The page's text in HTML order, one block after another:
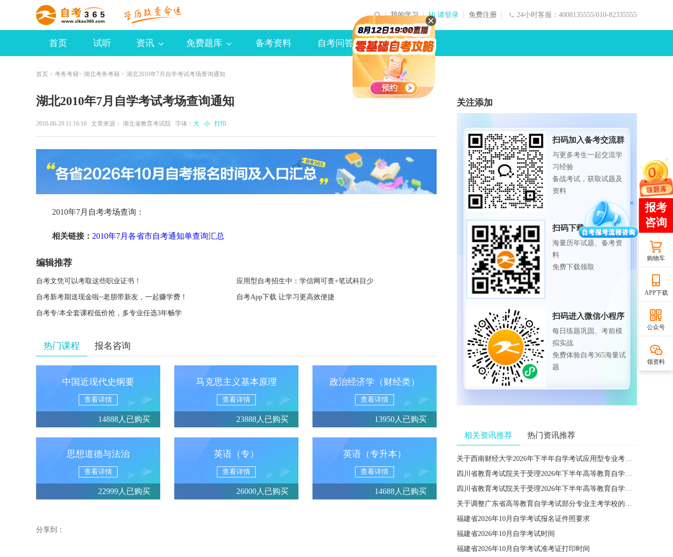
24小时客服：4008135555/010-82335555
我的学习 Hi 请登录 免费注册
首页 试听 资讯 免费题库 备考资料 自考问答
首页 > 考务考籍> 湖北考务考籍 > 湖北2010年7月自学考试考场查询通知
湖北2010年7月自学考试考场查询通知
2010-06-29 11:16:18 文章来源： 湖北省教育考试院 字体： 大 小 打印
2010年7月自考考场查询：
相关链接： 2010年7月各省市自考通知单查询汇总
编辑推荐
自考文凭可以考取这些职业证书！ 应用型自考招生中：学信网可查+笔试科目少
自考新考期送现金啦~老朋带新友，一起赚学费！ 自考App下载 让学习更高效便捷
自考专/本全套课程低价抢，多专业任选3年畅学
热门课程 报名咨询
中国近现代史纲要
查看详情
14888人已购买
马克思主义基本原理
查看详情
23888人已购买
政治经济学（财经类）
查看详情
13950人已购买
思想道德与法治
查看详情
22999人已购买
英语（专）
查看详情
26000人已购买
英语（专升本）
查看详情
14688人已购买
分享到：
关注添加
扫码加入备考交流群
与更多考生一起交流学
习经验
备战考试，获取试题及
资料
扫码下载APP
海量历年试题、备考资
料
免费下载领取
扫码进入微信小程序
每日练题巩固、考前模
拟实战
免费体验自考365海量试
题
相关资讯推荐 热门资讯推荐
关于西南财经大学2026年下半年自学考试应用型专业考籍更改办理的通知
四川省教育考试院关于受理2026年下半年高等教育自学考试省际转考申请的通告
四川省教育考试院关于受理2026年下半年高等教育自学考试考籍更改申请的通告
关于调整广东省高等教育自学考试部分专业主考学校的通知
福建省2026年10月自学考试报名证件照要求
福建省2026年10月自学考试时间
福建省2026年10月自学考试准考证打印时间
购物车
APP下载
公众号
领资料